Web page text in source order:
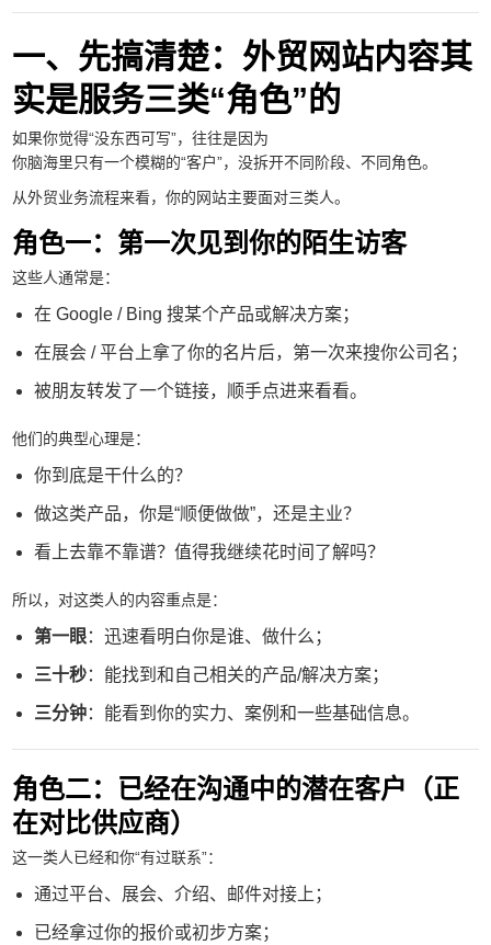
一、先搞清楚：外贸网站内容其
实是服务三类“角色”的
如果你觉得“没东西可写”，往往是因为
你脑海里只有一个模糊的“客户”，没拆开不同阶段、不同角色。
从外贸业务流程来看，你的网站主要面对三类人。
角色一：第一次见到你的陌生访客
这些人通常是：
在 Google / Bing 搜某个产品或解决方案；
在展会 / 平台上拿了你的名片后，第一次来搜你公司名；
被朋友转发了一个链接，顺手点进来看看。
他们的典型心理是：
你到底是干什么的？
做这类产品，你是“顺便做做”，还是主业？
看上去靠不靠谱？值得我继续花时间了解吗？
所以，对这类人的内容重点是：
第一眼：迅速看明白你是谁、做什么；
三十秒：能找到和自己相关的产品/解决方案；
三分钟：能看到你的实力、案例和一些基础信息。
角色二：已经在沟通中的潜在客户（正
在对比供应商）
这一类人已经和你“有过联系”：
通过平台、展会、介绍、邮件对接上；
已经拿过你的报价或初步方案；